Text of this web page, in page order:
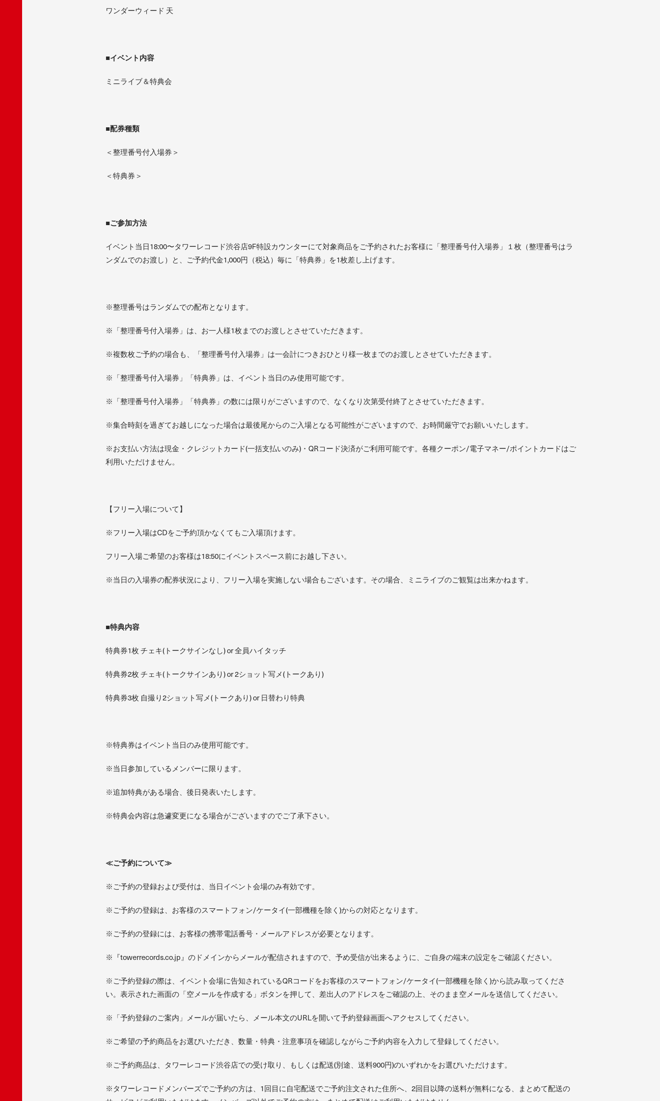
ワンダーウィード 天
■イベント内容
ミニライブ＆特典会
■配券種類
＜整理番号付入場券＞
＜特典券＞
■ご参加方法
イベント当日18:00〜タワーレコード渋谷店9F特設カウンターにて対象商品をご予約されたお客様に「整理番号付入場券」１枚（整理番号はラ
ンダムでのお渡し）と、ご予約代金1,000円（税込）毎に「特典券」を1枚差し上げます。
※整理番号はランダムでの配布となります。
※「整理番号付入場券」は、お一人様1枚までのお渡しとさせていただきます。
※複数枚ご予約の場合も、「整理番号付入場券」は一会計につきおひとり様一枚までのお渡しとさせていただきます。
※「整理番号付入場券」「特典券」は、イベント当日のみ使用可能です。
※「整理番号付入場券」「特典券」の数には限りがございますので、なくなり次第受付終了とさせていただきます。
※集合時刻を過ぎてお越しになった場合は最後尾からのご入場となる可能性がございますので、お時間厳守でお願いいたします。
※お支払い方法は現金・クレジットカード(一括支払いのみ)・QRコード決済がご利用可能です。各種クーポン/電子マネー/ポイントカードはご
利用いただけません。
【フリー入場について】
※フリー入場はCDをご予約頂かなくてもご入場頂けます。
フリー入場ご希望のお客様は18:50にイベントスペース前にお越し下さい。
※当日の入場券の配券状況により、フリー入場を実施しない場合もございます。その場合、ミニライブのご観覧は出来かねます。
■特典内容
特典券1枚 チェキ(トークサインなし) or 全員ハイタッチ
特典券2枚 チェキ(トークサインあり) or 2ショット写メ(トークあり)
特典券3枚 自撮り2ショット写メ(トークあり) or 日替わり特典
※特典券はイベント当日のみ使用可能です。
※当日参加しているメンバーに限ります。
※追加特典がある場合、後日発表いたします。
※特典会内容は急遽変更になる場合がございますのでご了承下さい。
≪ご予約について≫
※ご予約の登録および受付は、当日イベント会場のみ有効です。
※ご予約の登録は、お客様のスマートフォン/ケータイ(一部機種を除く)からの対応となります。
※ご予約の登録には、お客様の携帯電話番号・メールアドレスが必要となります。
※『towerrecords.co.jp』のドメインからメールが配信されますので、予め受信が出来るように、ご自身の端末の設定をご確認ください。
※ご予約登録の際は、イベント会場に告知されているQRコードをお客様のスマートフォン/ケータイ(一部機種を除く)から読み取ってくださ
い。表示された画面の「空メールを作成する」ボタンを押して、差出人のアドレスをご確認の上、そのまま空メールを送信してください。
※「予約登録のご案内」メールが届いたら、メール本文のURLを開いて予約登録画面へアクセスしてください。
※ご希望の予約商品をお選びいただき、数量・特典・注意事項を確認しながらご予約内容を入力して登録してください。
※ご予約商品は、タワーレコード渋谷店での受け取り、もしくは配送(別途、送料900円)のいずれかをお選びいただけます。
※タワーレコードメンバーズでご予約の方は、1回目に自宅配送でご予約注文された住所へ、2回目以降の送料が無料になる、まとめて配送の